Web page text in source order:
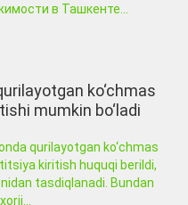
в Ташкенте...
ko‘chmas
mumkin bo‘ladi
qurilayotgan ko‘chmas
kiritish huquqi berildi,
tasdiqlanadi. Bundan